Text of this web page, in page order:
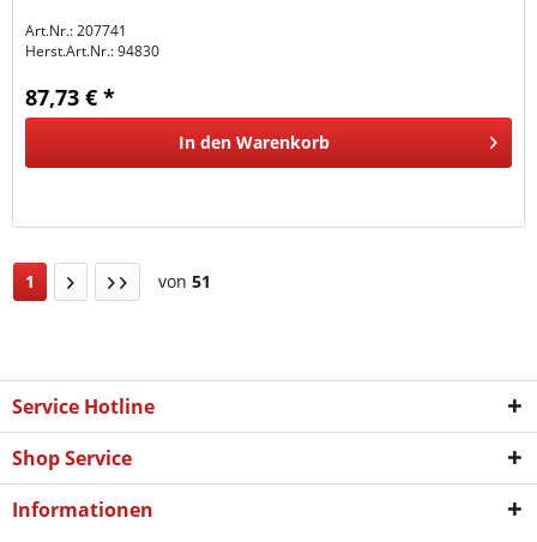
Art.Nr.: 207741
Herst.Art.Nr.:94830
87,73 € *
In den Warenkorb
1 von 51
Service Hotline
Shop Service
Informationen